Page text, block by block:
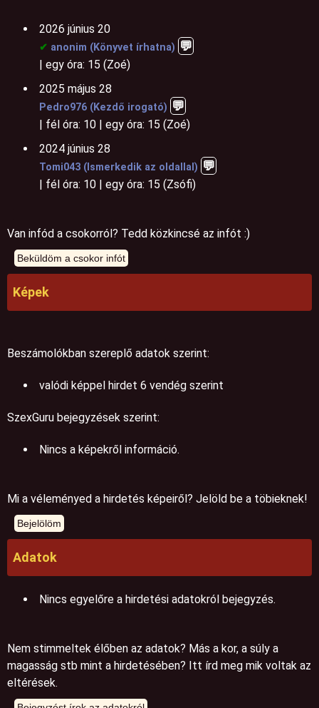
2026 június 20
✔ anonim (Könyvet írhatna) 💬️
| egy óra: 15 (Zoé)
2025 május 28
Pedro976 (Kezdő irogató) 💬
| fél óra: 10 | egy óra: 15 (Zoé)
2024 június 28
Tomi043 (Ismerkedik az oldallal) 💬
| fél óra: 10 | egy óra: 15 (Zsófi)
Van infód a csokorról? Tedd közkincsé az infót :)
Képek
Beszámolókban szereplő adatok szerint:
valódi képpel hirdet 6 vendég szerint
SzexGuru bejegyzések szerint:
Nincs a képekről információ.
Mi a véleményed a hirdetés képeiről? Jelöld be a töbieknek!
Adatok
Nincs egyelőre a hirdetési adatokról bejegyzés.
Nem stimmeltek élőben az adatok? Más a kor, a súly a
magasság stb mint a hirdetésében? Itt írd meg mik voltak az
eltérések.